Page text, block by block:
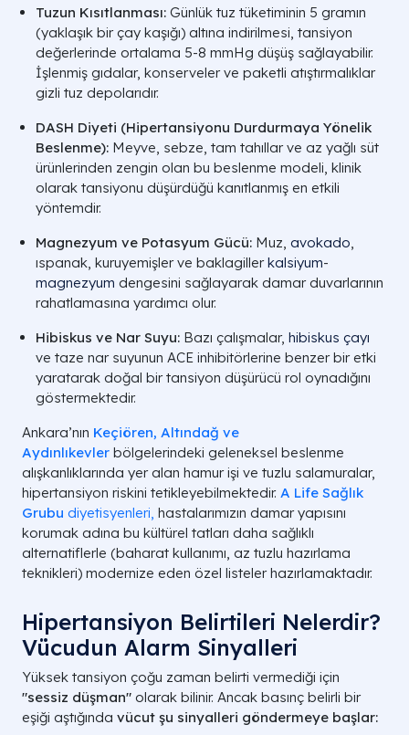
Tuzun Kısıtlanması: Günlük tuz tüketiminin 5 gramın
(yaklaşık bir çay kaşığı) altına indirilmesi, tansiyon
değerlerinde ortalama 5-8 mmHg düşüş sağlayabilir.
İşlenmiş gıdalar, konserveler ve paketli atıştırmalıklar
gizli tuz depolarıdır.
DASH Diyeti (Hipertansiyonu Durdurmaya Yönelik
Beslenme): Meyve, sebze, tam tahıllar ve az yağlı süt
ürünlerinden zengin olan bu beslenme modeli, klinik
olarak tansiyonu düşürdüğü kanıtlanmış en etkili
yöntemdir.
Magnezyum ve Potasyum Gücü: Muz, avokado,
ıspanak, kuruyemişler ve baklagillerkalsiyum-
magnezyum dengesini sağlayarak damar duvarlarının
rahatlamasına yardımcı olur.
Hibiskus ve Nar Suyu: Bazı çalışmalar, hibiskus çayı
ve taze nar suyunun ACE inhibitörlerine benzer bir etki
yaratarak doğal bir tansiyon düşürücü rol oynadığını
göstermektedir.
Ankara’nın Keçiören, Altındağ ve
Aydınlıkevler bölgelerindeki geleneksel beslenme
alışkanlıklarında yer alan hamur işi ve tuzlu salamuralar,
hipertansiyon riskini tetikleyebilmektedir. A Life Sağlık
Grubu diyetisyenleri, hastalarımızın damar yapısını
korumak adına bu kültürel tatları daha sağlıklı
alternatiflerle (baharat kullanımı, az tuzlu hazırlama
teknikleri) modernize eden özel listeler hazırlamaktadır.
Hipertansiyon Belirtileri Nelerdir?
Vücudun Alarm Sinyalleri
Yüksek tansiyon çoğu zaman belirti vermediği için
"sessiz düşman" olarak bilinir. Ancak basınç belirli bir
eşiği aştığında vücut şu sinyalleri göndermeye başlar: